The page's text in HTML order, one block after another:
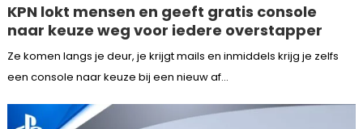
KPN lokt mensen en geeft gratis console
naar keuze weg voor iedere overstapper
Ze komen langs je deur, je krijgt mails en inmiddels krijg je zelfs
een console naar keuze bij een nieuw af...